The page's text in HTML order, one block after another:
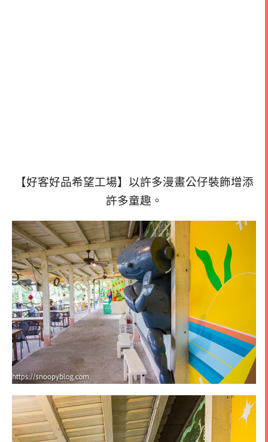
【好客好品希望工場】以許多漫畫公仔裝飾增添
許多童趣。